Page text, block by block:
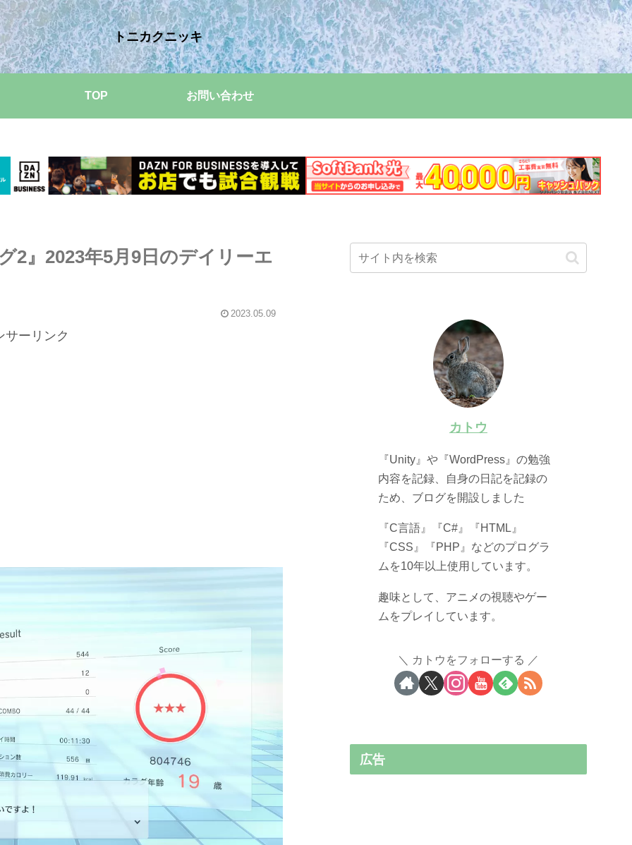
トニカクニッキ
TOP お問い合わせ
2』2023年5月9日のデイリーエ
2023.05.09
サーリンク
カトウ
『Unity』や『WordPress』の勉強
内容を記録、自身の日記を記録の
ため、ブログを開設しました
『C言語』『C#』『HTML』
『CSS』『PHP』などのプログラ
ムを10年以上使用しています。
趣味として、アニメの視聴やゲー
ムをプレイしています。
カトウをフォローする
広告